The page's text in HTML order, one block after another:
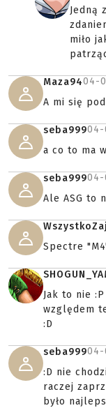
Jedną
miło
Maza9404-
A mi się
seba99904-
a co to ma
seba99904-
Ale ASG to
Spectre
Jak to nie
względem
:D
seba99904-
:D nie
raczej
było